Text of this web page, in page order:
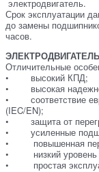
электродвигатель.
Срок эксплуатации
до замены
часов.
ЭЛЕКТРОДВИГАТЕЛЬ
Отличительные
• высокий КПД;
• высокая
• соответствие
(IEC/EN);
• защита от
• усиленные
• повышенная
• низкий уровень
• простая